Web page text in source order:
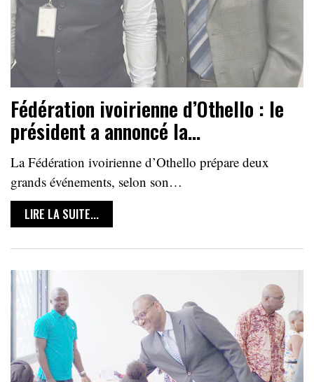
Fédération ivoirienne d’Othello : le
président a annoncé la…
La Fédération ivoirienne d’Othello prépare deux
grands événements, selon son…
LIRE LA SUITE...